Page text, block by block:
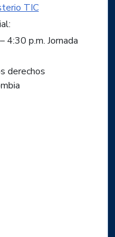
TIC
4:30 p.m. Jornada
derechos